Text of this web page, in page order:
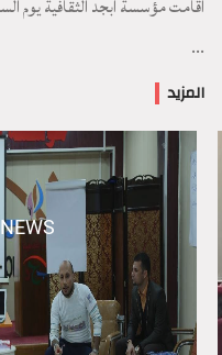
...
المزيد
NEWS